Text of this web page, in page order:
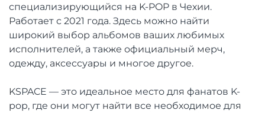
специализирующийся на K-POP в Чехии.
Работает с 2021 года. Здесь можно найти
широкий выбор альбомов ваших любимых
исполнителей, а также официальный мерч,
одежду, аксессуары и многое другое.
KSPACE — это идеальное место для фанатов K-
pop, где они могут найти все необходимое для